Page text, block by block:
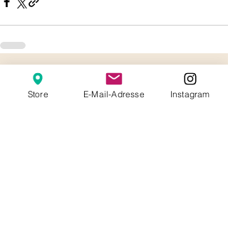
Aktuelle Beiträge Alle ansehen
Store E-Mail-Adresse Instagram